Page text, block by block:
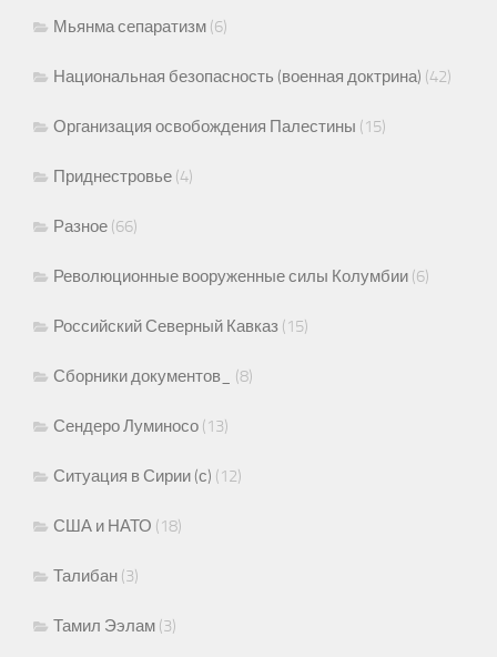
Мьянма сепаратизм (6)
Национальная безопасность (военная доктрина) (42)
Организация освобождения Палестины (15)
Приднестровье (4)
Разное (66)
Революционные вооруженные силы Колумбии (6)
Российский Северный Кавказ (15)
Сборники документов_ (8)
Сендеро Луминосо (13)
Ситуация в Сирии (с) (12)
США и НАТО (18)
Талибан (3)
Тамил Ээлам (3)